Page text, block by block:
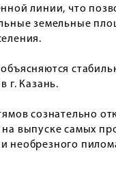
линии, что
земельные
г. Казань.
сознательно
выпуске самых
необрезного